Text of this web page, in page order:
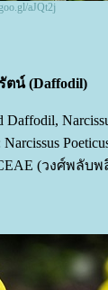
aJQt2j
ตน์ (Daffodil)
Daffodil,
Narcissus
(วงศ์พลับพ